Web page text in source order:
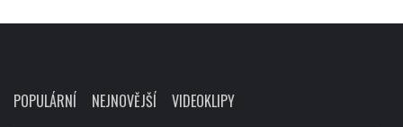
POPULÁRNÍ NEJNOVĚJŠÍ VIDEOKLIPY